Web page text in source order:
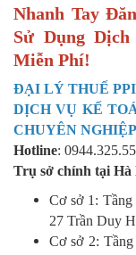
Nhanh Tay
Sử Dụng
Miễn Phí!
ĐẠI LÝ THUẾ PPI
DỊCH VỤ KẾ
CHUYÊN
Hotline:
Trụ sở chính tại Hà
Cơ sở 1:
27 Trần Duy
Cơ sở 2: